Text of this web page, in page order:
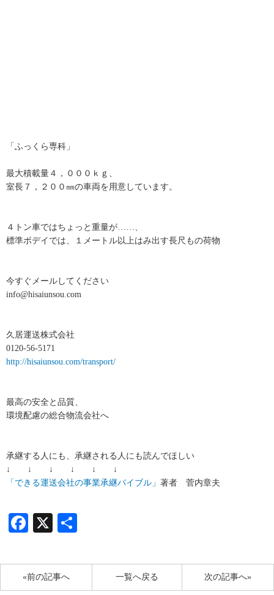
「ふっくら専科」
最大積載量４，０００ｋｇ、
室長７，２００㎜の車両を用意しています。
４トン車ではちょっと重量が……、
標準ボデイでは、１メートル以上はみ出す長尺もの荷物
今すぐメールしてください
info@hisaiunsou.com
久居運送株式会社
0120-56-5171
http://hisaiunsou.com/transport/
最高の安全と品質、
環境配慮の総合物流会社へ
承継する人にも、承継される人にも読んでほしい
↓ ↓ ↓ ↓ ↓ ↓
「できる運送会社の事業承継バイブル」 著者 菅内章夫
Facebook
X
«前の記事へ 次の記事へ»
一覧へ戻る